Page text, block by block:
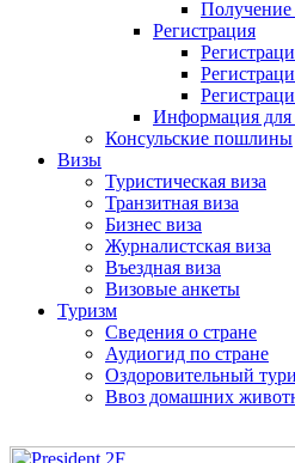
Получение
Регистрация
Информация для
Консульские пошлины
Визы
Туристическая виза
Транзитная виза
Бизнес виза
Журналистская виза
Въездная виза
Визовые анкеты
Туризм
Сведения о стране
Аудиогид по стране
Оздоровительный
Ввоз домашних